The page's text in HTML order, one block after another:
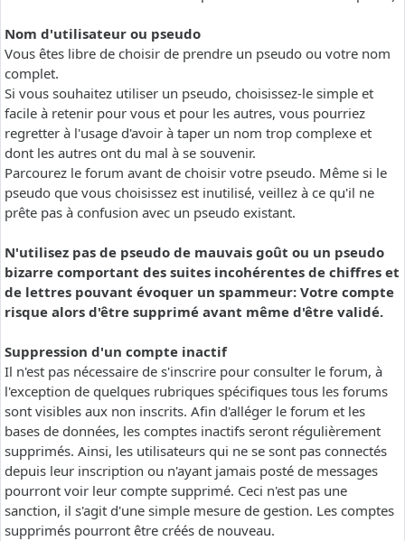
Nom d'utilisateur ou pseudo
Vous êtes libre de choisir de prendre un pseudo ou votre nom
complet.
Si vous souhaitez utiliser un pseudo, choisissez-le simple et
facile à retenir pour vous et pour les autres, vous pourriez
regretter à l'usage d'avoir à taper un nom trop complexe et
dont les autres ont du mal à se souvenir.
Parcourez le forum avant de choisir votre pseudo. Même si le
pseudo que vous choisissez est inutilisé, veillez à ce qu'il ne
prête pas à confusion avec un pseudo existant.
N'utilisez pas de pseudo de mauvais goût ou un pseudo
bizarre comportant des suites incohérentes de chiffres et
de lettres pouvant évoquer un spammeur: Votre compte
risque alors d'être supprimé avant même d'être validé.
Suppression d'un compte inactif
Il n'est pas nécessaire de s'inscrire pour consulter le forum, à
l'exception de quelques rubriques spécifiques tous les forums
sont visibles aux non inscrits. Afin d'alléger le forum et les
bases de données, les comptes inactifs seront régulièrement
supprimés. Ainsi, les utilisateurs qui ne se sont pas connectés
depuis leur inscription ou n'ayant jamais posté de messages
pourront voir leur compte supprimé. Ceci n'est pas une
sanction, il s'agit d'une simple mesure de gestion. Les comptes
supprimés pourront être créés de nouveau.